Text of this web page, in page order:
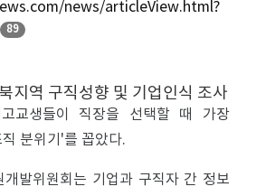
news/articleView.html?
89
지역 구직성향 및 기업인식 조사
고교생들이 직장을 선택할 때 가장
분위기'를 꼽았다.
개발위원회는 기업과 구직자 간 정보